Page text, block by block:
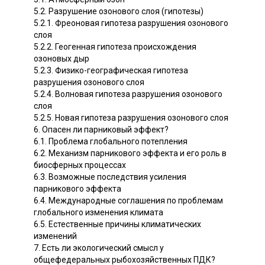
5.2. Разрушение озонового слоя (гипотезы)
5.2.1. Фреоновая гипотеза разрушения озонового
слоя
5.2.2. Геогенная гипотеза происхождения
озоновых дыр
5.2.3. Физико-географическая гипотеза
разрушения озонового слоя
5.2.4. Волновая гипотеза разрушения озонового
слоя
5.2.5. Новая гипотеза разрушения озонового слоя
6. Опасен ли парниковый эффект?
6.1. Проблема глобального потепления
6.2. Механизм парникового эффекта и его роль в
биосферных процессах
6.3. Возможные последствия усиления
парникового эффекта
6.4. Международные соглашения по проблемам
глобального изменения климата
6.5. Естественные причины климатических
изменений
7. Есть ли экологический смысл у
общефедеральных рыбохозяйственных ПДК?